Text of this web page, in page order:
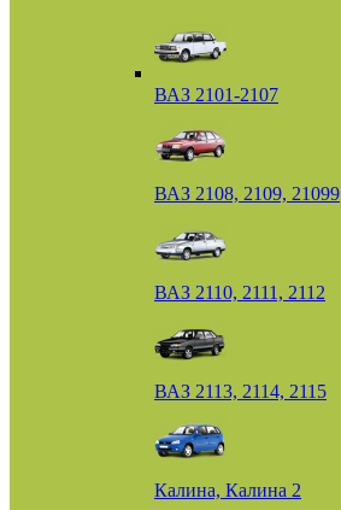
ВАЗ 2101-2107
ВАЗ 2108, 2109, 21099
ВАЗ 2110, 2111, 2112
ВАЗ 2113, 2114, 2115
Калина, Калина 2